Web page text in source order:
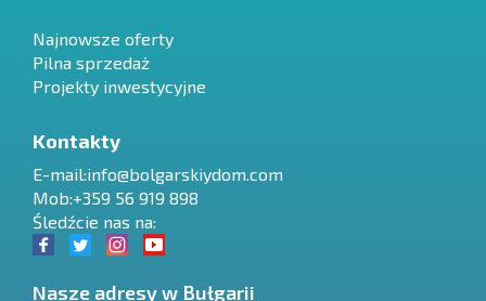
Najnowsze oferty
Pilna sprzedaż
Projekty inwestycyjne
Kontakty
E-mail:info@bolgarskiydom.com
Mob:+359 56 919 898
Śledźcie nas na:
Nasze adresy w Bułgarii